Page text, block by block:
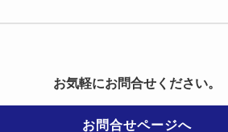
お気軽にお問合せください。
お問合せページへ